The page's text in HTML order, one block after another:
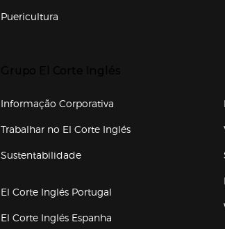
Puericultura
Informação Corporativa
Trabalhar no El Corte Inglés(abre en nueva
Sustentabilidade
El Corte Inglés Portugal
El Corte Inglés Espanha